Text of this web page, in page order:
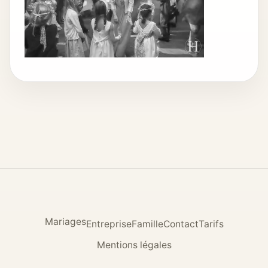
MariagesEntrepriseFamilleContactTarifs
Mentions légales